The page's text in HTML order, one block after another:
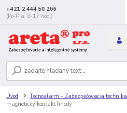
+421 2 444 50 266
(Po-Pia, 8-17 hod.)
Úvod Tecnoalarm - Zabezpečovacia technika
magnetický kontakt hnedý